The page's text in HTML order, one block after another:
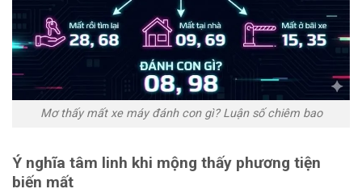
Mơ thấy mất xe máy đánh con gì? Luận số chiêm bao
Ý nghĩa tâm linh khi mộng thấy phương tiện
biến mất